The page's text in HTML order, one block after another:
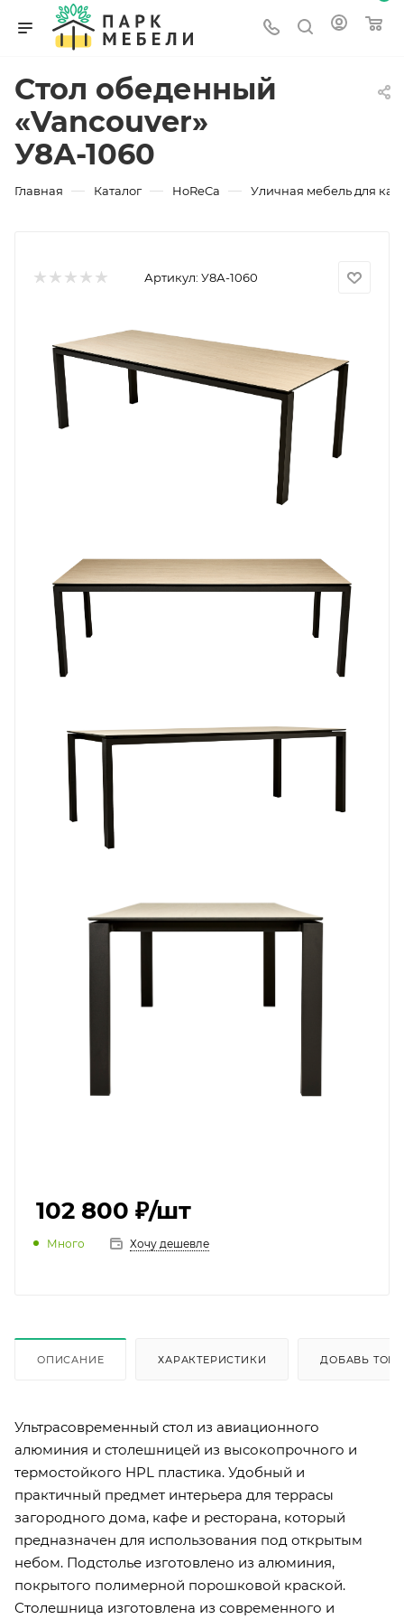
Стол обеденный
«Vancouver»
У8А-1060
Главная — Каталог — HoReCa — Уличная мебель для
Артикул: У8А-1060
102 800 ₽/шт
Много Хочу дешевле
ОПИСАНИЕ ХАРАКТЕРИСТИКИ ДОБАВЬ
Ультрасовременный стол из авиационного
алюминия и столешницей из высокопрочного и
термостойкого HPL пластика. Удобный и
практичный предмет интерьера для террасы
загородного дома, кафе и ресторана, который
предназначен для использования под открытым
небом. Подстолье изготовлено из алюминия,
покрытого полимерной порошковой краской.
Столешница изготовлена из современного и